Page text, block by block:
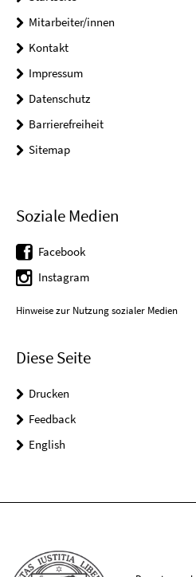
Mitarbeiter/innen
Kontakt
Impressum
Datenschutz
Barrierefreiheit
Sitemap
Soziale Medien
Facebook
Instagram
Hinweise zur Nutzung sozialer Medien
Diese Seite
Drucken
Feedback
English